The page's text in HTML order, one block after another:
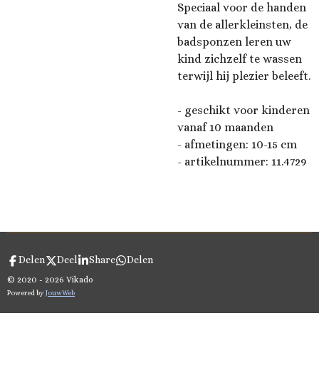
Speciaal voor de handen
van de allerkleinsten, de
badsponzen leren uw
kind zichzelf te wassen
terwijl hij plezier beleeft.
- geschikt voor kinderen
vanaf 10 maanden
- afmetingen: 10-15 cm
- artikelnummer: 11.4729
Delen Deel Share Delen
© 2020 - 2026 Vikado
Powered byJouwWeb